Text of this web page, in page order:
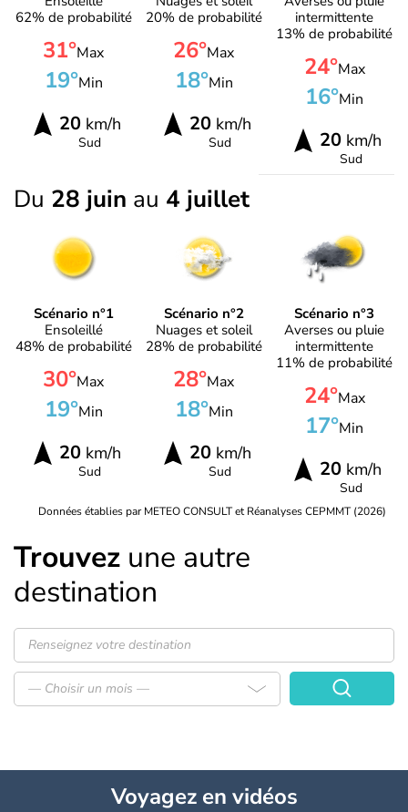
62% de probabilité
31°Max
19°Min
20km/h
Sud
20% de probabilité
26°Max
18°Min
20km/h
Sud
intermittente
13% de probabilité
24°Max
16°Min
20 km/h
Sud
Du 28 juin au 4 juillet
Scénario n°1
Ensoleillé
48% de probabilité
30°Max
19°Min
20km/h
Sud
Scénario n°2
Nuages et soleil
28% de probabilité
28°Max
18°Min
20km/h
Sud
Scénario n°3
Averses ou pluie
intermittente
11% de probabilité
24°Max
17°Min
20 km/h
Sud
Données établies par METEO CONSULT et Réanalyses CEPMMT (2026)
Trouvez une autre
destination
— Choisir un mois —
Voyagezen vidéos